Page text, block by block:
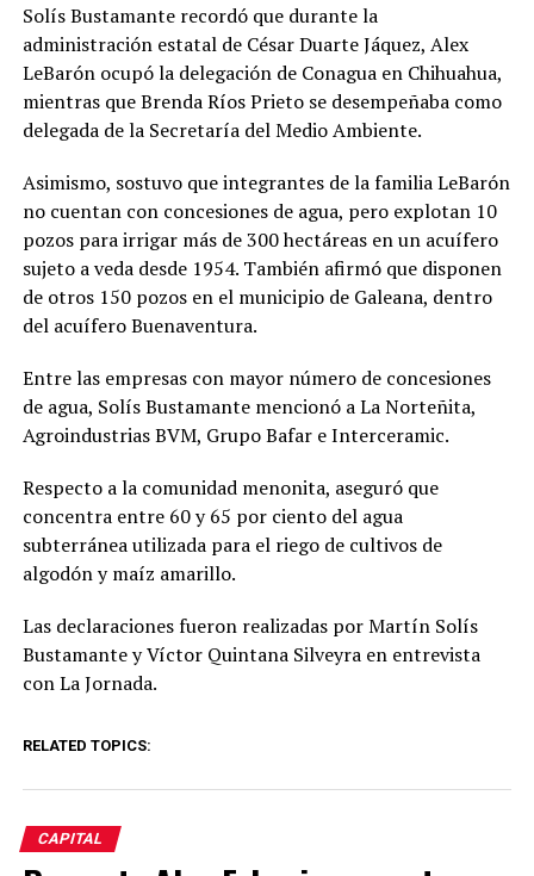
Solís Bustamante recordó que durante la
administración estatal de César Duarte Jáquez, Alex
LeBarón ocupó la delegación de Conagua en Chihuahua,
mientras que Brenda Ríos Prieto se desempeñaba como
delegada de la Secretaría del Medio Ambiente.
Asimismo, sostuvo que integrantes de la familia LeBarón
no cuentan con concesiones de agua, pero explotan 10
pozos para irrigar más de 300 hectáreas en un acuífero
sujeto a veda desde 1954. También afirmó que disponen
de otros 150 pozos en el municipio de Galeana, dentro
del acuífero Buenaventura.
Entre las empresas con mayor número de concesiones
de agua, Solís Bustamante mencionó a La Norteñita,
Agroindustrias BVM, Grupo Bafar e Interceramic.
Respecto a la comunidad menonita, aseguró que
concentra entre 60 y 65 por ciento del agua
subterránea utilizada para el riego de cultivos de
algodón y maíz amarillo.
Las declaraciones fueron realizadas por Martín Solís
Bustamante y Víctor Quintana Silveyra en entrevista
con La Jornada.
RELATED TOPICS:
CAPITAL